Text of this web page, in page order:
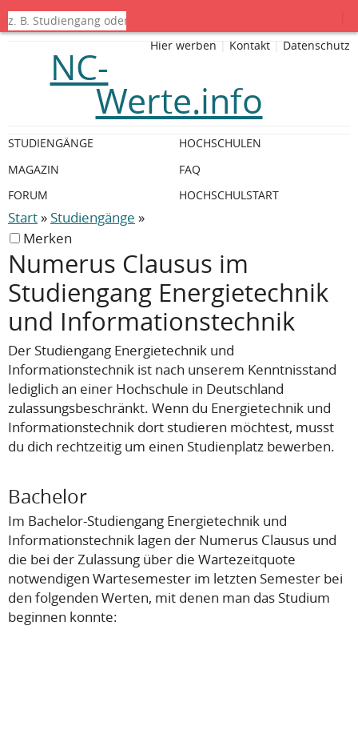
Start » Studiengänge »
Merken
Numerus Clausus im
Studiengang Energietechnik
und Informationstechnik
Der Studiengang Energietechnik und
Informationstechnik ist nach unserem Kenntnisstand
lediglich an einer Hochschule in Deutschland
zulassungsbeschränkt. Wenn du Energietechnik und
Informationstechnik dort studieren möchtest, musst
du dich rechtzeitig um einen Studienplatz bewerben.
Bachelor
Im Bachelor-Studiengang Energietechnik und
Informationstechnik lagen der Numerus Clausus und
die bei der Zulassung über die Wartezeitquote
notwendigen Wartesemester im letzten Semester bei
den folgenden Werten, mit denen man das Studium
beginnen konnte:
Hier werben | Kontakt | Datenschutz
NC-
Werte.info
STUDIENGÄNGE
HOCHSCHULEN
MAGAZIN
FAQ
FORUM
HOCHSCHULSTART